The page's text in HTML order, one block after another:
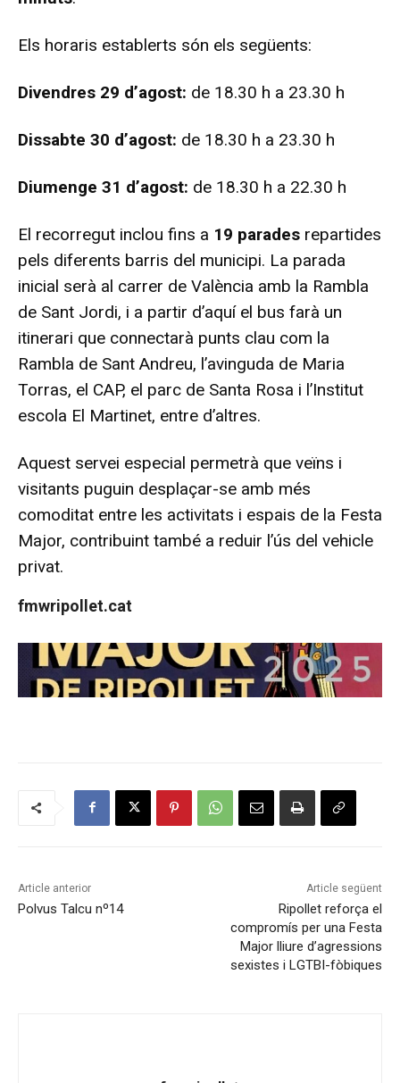
Els horaris establerts són els següents:
Divendres 29 d’agost: de 18.30 h a 23.30 h
Dissabte 30 d’agost: de 18.30 h a 23.30 h
Diumenge 31 d’agost: de 18.30 h a 22.30 h
El recorregut inclou fins a 19 parades repartides
pels diferents barris del municipi. La parada
inicial serà al carrer de València amb la Rambla
de Sant Jordi, i a partir d’aquí el bus farà un
itinerari que connectarà punts clau com la
Rambla de Sant Andreu, l’avinguda de Maria
Torras, el CAP, el parc de Santa Rosa i l’Institut
escola El Martinet, entre d’altres.
Aquest servei especial permetrà que veïns i
visitants puguin desplaçar-se amb més
comoditat entre les activitats i espais de la Festa
Major, contribuint també a reduir l’ús del vehicle
privat.
fmwripollet.cat
Article anterior
Polvus Talcu nº14
Article següent
Ripollet reforça el
compromís per una Festa
Major lliure d’agressions
sexistes i LGTBI-fòbiques